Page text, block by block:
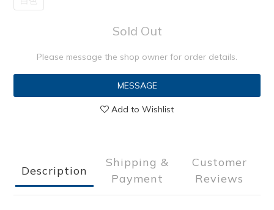
Sold Out
Please message the shop owner for order details.
MESSAGE
Add to Wishlist
Description
Shipping &
Payment
Customer
Reviews